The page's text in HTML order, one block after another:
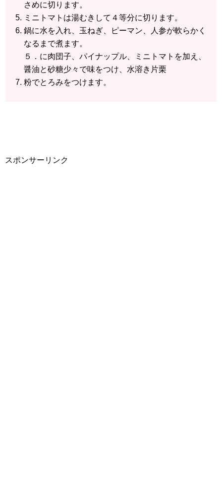
さめに切ります。
ミニトマトは湯むきして４等分に切ります。
鍋に水を入れ、玉ねぎ、ピーマン、人参が軟らかく
なるまで煮ます。
５．に肉団子、パイナップル、ミニトマトを加え、
醤油と砂糖少々で味をつけ、水溶き片栗
粉でとろみをつけます。
スポンサーリンク